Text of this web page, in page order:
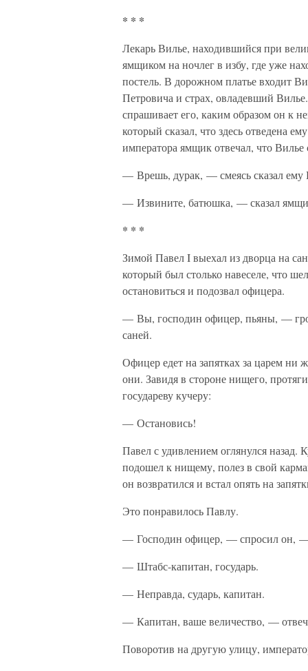
* * *
Лекарь Вилье, находившийся при
ямщиком на ночлег в избу, где уже
постель. В дорожном платье входит
Петровича и страх, овладевший
спрашивает его, каким образом он к
который сказал, что здесь отведена
императора ямщик отвечал, что Вилье
— Врешь, дурак, — смеясь сказал ему
— Извините, батюшка, — сказал
* * *
Зимой Павел I выехал из дворца на
который был столько навеселе, что
остановиться и подозвал офицера.
— Вы, господин офицер, пьяны, —
саней.
Офицер едет на запятках за царем ни
они. Завидя в стороне нищего,
государеву кучеру:
— Остановись!
Павел с удивлением оглянулся назад.
подошел к нищему, полез в свой
он возвратился и встал опять на
Это понравилось Павлу.
— Господин офицер, — спросил он,
— Штабс-капитан, государь.
— Неправда, сударь, капитан.
— Капитан, ваше величество, —
Поворотив на другую улицу,